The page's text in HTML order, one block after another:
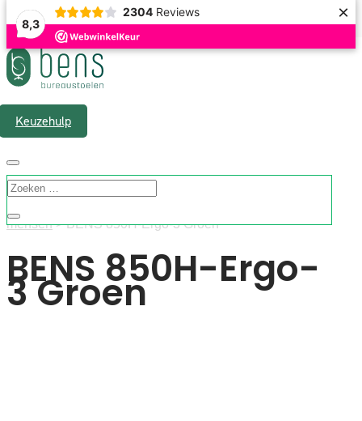
8,3
2304 Reviews ×
Gratis verzending & 1 á 2 werkdagen levertijd
Keuzehulp
”Home”>Assortiment>Bureaustoelen
mensen> BENS 850H-Ergo-3 Groen
BENS 850H-Ergo-
3 Groen